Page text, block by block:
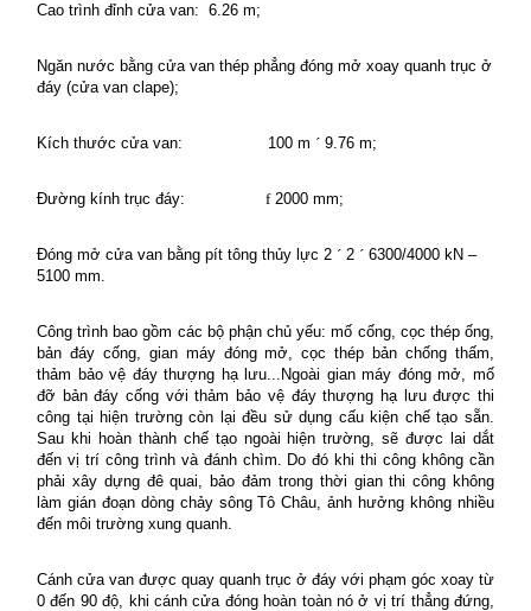
Cao trình đỉnh cửa van: 6.26 m;
Ngăn nước bằng cửa van thép phẳng đóng mở xoay quanh trục ở
đáy (cửa van clape);
Kích thước cửa van: 100 m ´ 9.76 m;
Đường kính trục đáy: f2000 mm;
Đóng mở cửa van bằng pít tông thủy lực 2 ´ 2 ´ 6300/4000 kN –
5100 mm.
Công trình bao gồm các bộ phận chủ yếu: mố cống, cọc thép ống,
bản đáy cống, gian máy đóng mở, cọc thép bản chống thấm,
thảm bảo vệ đáy thượng hạ lưu...Ngoài gian máy đóng mở, mố
đỡ bản đáy cống với thảm bảo vệ đáy thượng hạ lưu được thi
công tại hiện trường còn lại đều sử dụng cấu kiện chế tạo sẵn.
Sau khi hoàn thành chế tạo ngoài hiện trường, sẽ được lai dắt
đến vị trí công trình và đánh chìm. Do đó khi thi công không cần
phải xây dựng đê quai, bảo đảm trong thời gian thi công không
làm gián đoạn dòng chảy sông Tô Châu, ảnh hưởng không nhiều
đến môi trường xung quanh.
Cánh cửa van được quay quanh trục ở đáy với phạm góc xoay từ
0 đến 90 độ, khi cánh cửa đóng hoàn toàn nó ở vị trí thẳng đứng,